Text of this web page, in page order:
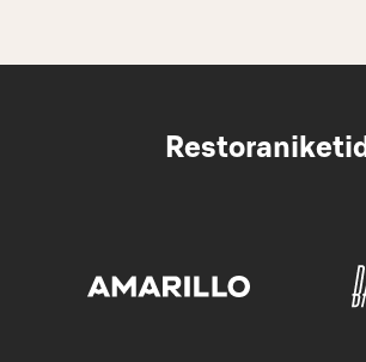
Restoraniketid